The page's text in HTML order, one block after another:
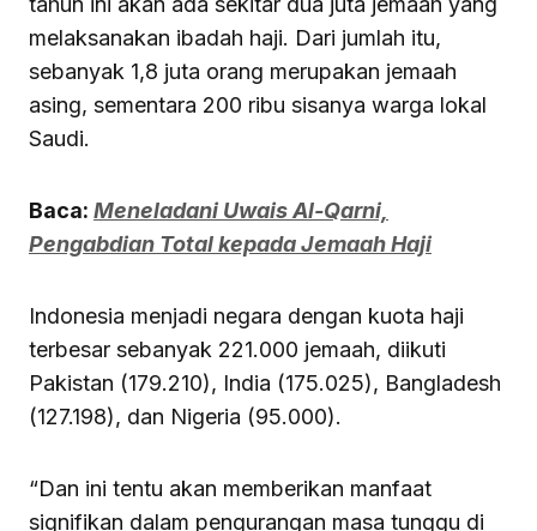
melaksanakan ibadah haji. Dari jumlah itu,
sebanyak 1,8 juta orang merupakan jemaah
asing, sementara 200 ribu sisanya warga lokal
Saudi.
Baca: Meneladani Uwais Al-Qarni,
Pengabdian Total kepada Jemaah Haji
Indonesia menjadi negara dengan kuota haji
terbesar sebanyak 221.000 jemaah, diikuti
Pakistan (179.210), India (175.025), Bangladesh
(127.198), dan Nigeria (95.000).
“Dan ini tentu akan memberikan manfaat
signifikan dalam pengurangan masa tunggu di